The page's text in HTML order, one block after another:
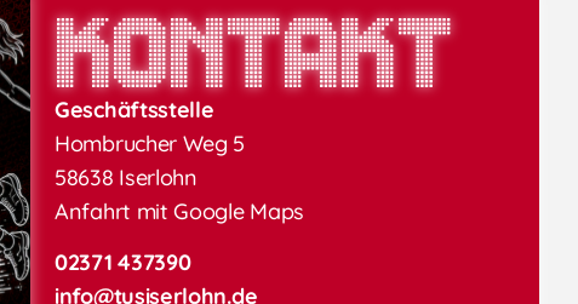
Kontakt
Geschäftsstelle
Hombrucher Weg 5
58638 Iserlohn
Anfahrt mit Google Maps
02371 437390
info@tusiserlohn.de